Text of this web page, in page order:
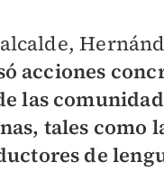
acciones
las
tales como
de